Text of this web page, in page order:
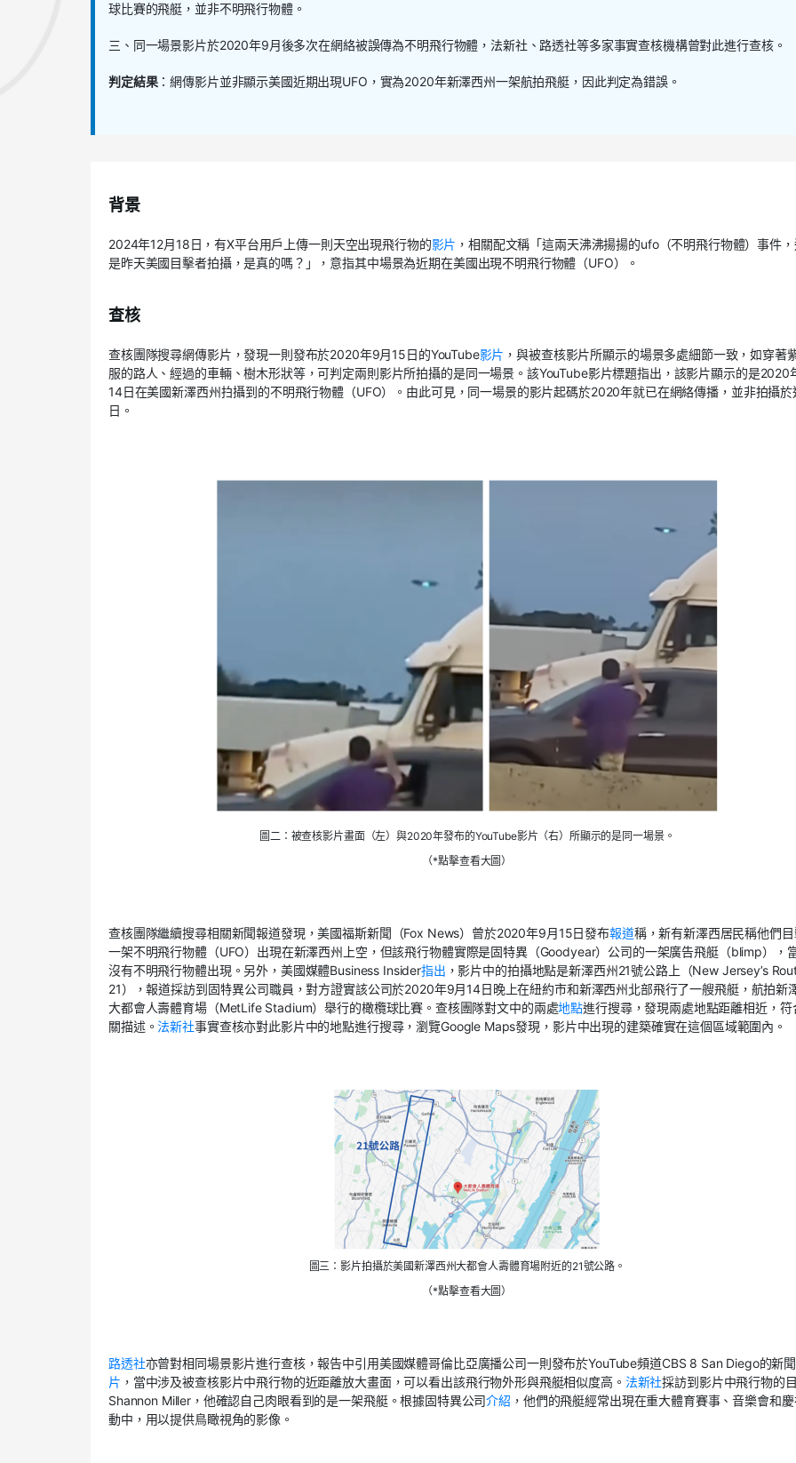
球比賽的飛艇，並非不明飛行物體。
三、同一場景影片於2020年9月後多次在網絡被誤傳為不明飛行物體，法新社、路透社等多家事實查核機構曾對此進行查核。
判定結果：網傳影片並非顯示美國近期出現UFO，實為2020年新澤西州一架航拍飛艇，因此判定為錯誤。
背景
2024年12月18日，有X平台用戶上傳一則天空出現飛行物的影片 ，相關配文稱「這兩天沸沸揚揚的ufo（不明飛行物體）事件
是昨天美國目擊者拍攝，是真的嗎？」，意指其中場景為近期在美國出現不明飛行物體（UFO）。
查核
查核團隊搜尋網傳影片，發現一則發布於2020年9月15日的YouTube影片 ，與被查核影片所顯示的場景多處細節一致，如穿著
服的路人、經過的車輛、樹木形狀等，可判定兩則影片所拍攝的是同一場景。該YouTube影片標題指出，該影片顯示的是2020
14日在美國新澤西州拍攝到的不明飛行物體（UFO）。由此可見，同一場景的影片起碼於2020年就已在網絡傳播，並非拍攝於
日。
圖二：被查核影片畫面（左）與2020年發布的YouTube影片（右）所顯示的是同一場景。
（*點擊查看大圖）
查核團隊繼續搜尋相關新聞報道發現，美國福斯新聞（Fox News）曾於2020年9月15日發布報道稱，新有新澤西居民稱他們
一架不明飛行物體（UFO）出現在新澤西州上空，但該飛行物體實際是固特異（Goodyear）公司的一架廣告飛艇（blimp），
沒有不明飛行物體出現。另外，美國媒體Business Insider指出 ，影片中的拍攝地點是新澤西州21號公路上（New Jersey’s
21），報道採訪到固特異公司職員，對方證實該公司於2020年9月14日晚上在紐約市和新澤西州北部飛行了一艘飛艇，航拍新
大都會人壽體育場（MetLife Stadium）舉行的橄欖球比賽。查核團隊對文中的兩處地點進行搜尋，發現兩處地點距離相近，符
關描述。 法新社事實查核亦對此影片中的地點進行搜尋，瀏覽Google Maps發現，影片中出現的建築確實在這個區域範圍內。
圖三：影片拍攝於美國新澤西州大都會人壽體育場附近的21號公路。
（*點擊查看大圖）
路透社亦曾對相同場景影片進行查核，報告中引用美國媒體哥倫比亞廣播公司一則發布於YouTube頻道CBS 8 San Diego的新聞
片 ，當中涉及被查核影片中飛行物的近距離放大畫面，可以看出該飛行物外形與飛艇相似度高。 法新社採訪到影片中飛行物的
Shannon Miller，他確認自己肉眼看到的是一架飛艇。根據固特異公司介紹 ，他們的飛艇經常出現在重大體育賽事、音樂會和
動中，用以提供鳥瞰視角的影像。